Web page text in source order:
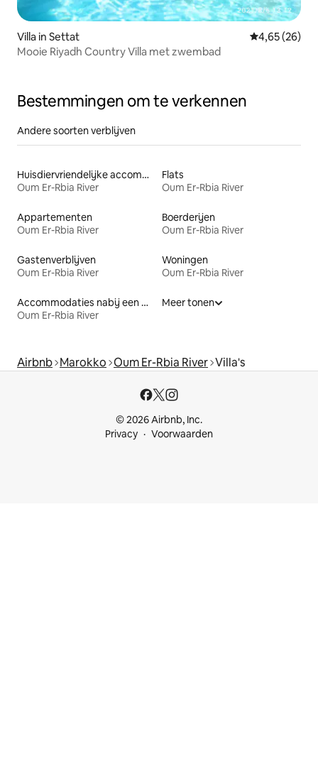
Villa in Settat Gemiddelde
4,65 (26)
Mooie Riyadh Country Villa met zwembad
Bestemmingen om te verkennen
Andere soorten verblijven
Huisdiervriendelijke accommodaties
Oum Er-Rbia River
Flats
Oum Er-Rbia River
Appartementen
Oum Er-Rbia River
Boerderijen
Oum Er-Rbia River
Gastenverblijven
Oum Er-Rbia River
Woningen
Oum Er-Rbia River
Accommodaties nabij een meer
Oum Er-Rbia River
Meer tonen
Airbnb Marokko Oum Er-Rbia River Villa's
© 2026 Airbnb, Inc.
Privacy
Voorwaarden